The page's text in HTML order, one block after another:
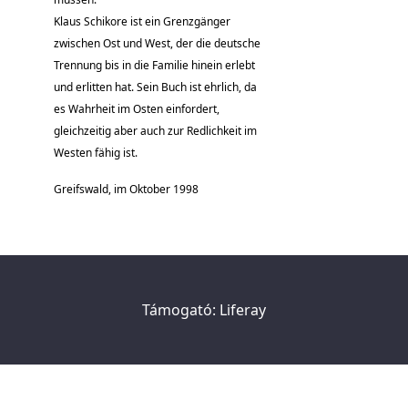
Klaus Schikore ist ein Grenzgänger
zwischen Ost und West, der die deutsche
Trennung bis in die Familie hinein erlebt
und erlitten hat. Sein Buch ist ehrlich, da
es Wahrheit im Osten einfordert,
gleichzeitig aber auch zur Redlichkeit im
Westen fähig ist.
Greifswald, im Oktober 1998
Támogató: Liferay